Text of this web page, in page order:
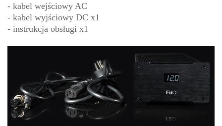
- kabel wejściowy AC
- kabel wyjściowy DC x1
- instrukcja obsługi x1